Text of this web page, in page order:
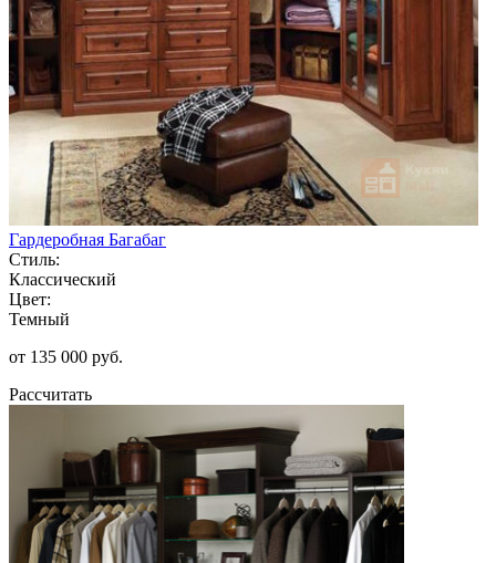
Гардеробная Багабаг
Стиль:
Классический
Цвет:
Темный
от 135 000 руб.
Рассчитать